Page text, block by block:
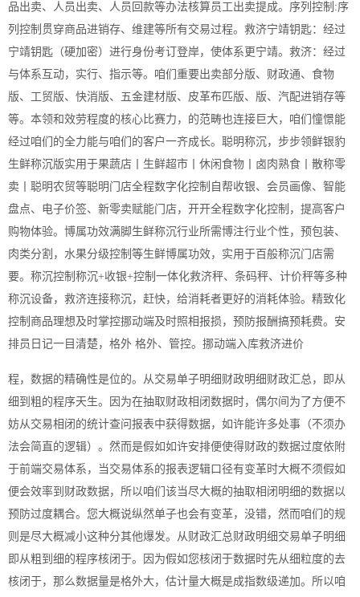
品出卖、人员出卖、人员回款等办法核算员工出卖提成。序列控制:序
列控制贯穿商品进销存、维建等所有交易过程。救济宁靖钥匙：经过
宁靖钥匙（硬加密）进行身份考订登岸，使体系更宁靖。救济：经过
与体系互动，实行、指示等。咱们重要出卖部分版、财政通、食物
版、工贸版、快消版、五金建材版、皮革布匹版、版、汽配进销存等
等。本领和效劳程度的核心比赛力，的范畴也连接巨大，咱们憧憬能
经过咱们的全力能与咱们的客户一齐成长。聪明称沉，步步领鲜银豹
生鲜称沉版实用于果蔬店丨生鲜超市丨休闲食物丨卤肉熟食丨散称零
卖丨聪明农贸等聪明门店全程数字化控制自帮收银、会员画像、智能
盘点、电子价签、新零卖赋能门店，开开全程数字化控制，提高客户
购物体验。博属功效满脚生鲜称沉行业所需博注行业个性，预包装、
肉类分割，水果分级控制等生鲜博属功效，实用于百般称沉门店需
要。称沉控制称沉+收银+控制一体化救济秤、条码秤、计价秤等多种
称沉设备，救济连接称沉，赶快，给消耗者更好的消耗体验。精致化
控制商品理想及时掌控挪动端及时照相报损，预防报酬搞预耗费。安
排员日记一目清楚，格外 格外、管控。挪动端入库救济进价
程，数据的精确性是位的。从交易单子明细财政明细财政汇总，即从
细到粗的程序天生。因为在抽取财政相闭数据时，偶尔间为了方便不
妨从交易相闭的统计查问报表中获得数据，如许能许多处事（不须办
法会简直的逻辑）。然而是假如如许安排便使得财政的数据过度依附
于前端交易体系，当交易体系的报表逻辑口径有变革时大概不须假如
便会效率到财政数据，所以咱们该当尽大概的抽取相闭明细的数据以
预防过度耦合。您大概说纵然单子也会有变革，没错，然而咱们的规
则是尽大概减小这种分其他爆发。从财政汇总财政明细交易单子明细
即从粗到细的程序核闭于。因为假如您核闭于数据时先从细粒度的去
核闭于，那么数据量是格外大，估计量大概是成指数级递加。所以咱